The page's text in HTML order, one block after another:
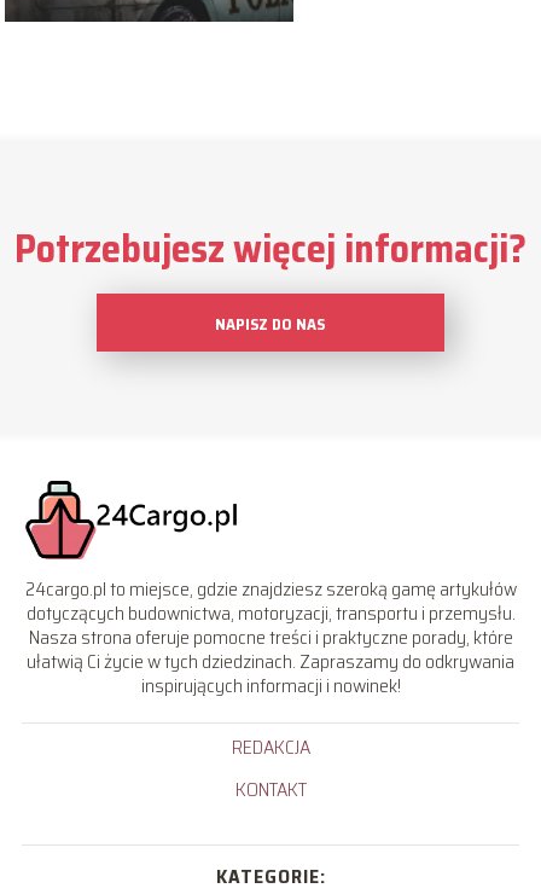
Potrzebujesz więcej informacji?
NAPISZ DO NAS
24cargo.pl to miejsce, gdzie znajdziesz szeroką gamę artykułów
dotyczących budownictwa, motoryzacji, transportu i przemysłu.
Nasza strona oferuje pomocne treści i praktyczne porady, które
ułatwią Ci życie w tych dziedzinach. Zapraszamy do odkrywania
inspirujących informacji i nowinek!
REDAKCJA
KONTAKT
KATEGORIE: